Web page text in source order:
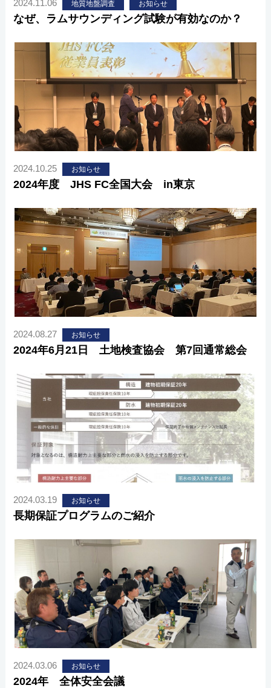
2024.11.06 地質地盤調査 お知らせ
なぜ、ラムサウンディング試験が有効なのか？
2024.10.25 お知らせ
2024年度 JHS FC全国大会 in東京
2024.08.27 お知らせ
2024年6月21日 土地検査協会 第7回通常総会
2024.03.19 お知らせ
長期保証プログラムのご紹介
2024.03.06 お知らせ
2024年 全体安全会議